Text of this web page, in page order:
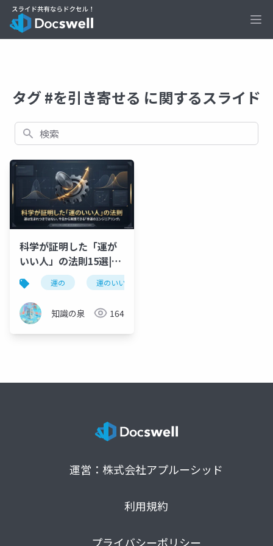
タグ #を引き寄せる に関するスライド
検索
科学が証明した「運が
いい人」の法則15選|今
日からできる幸運のエ
ンジニアリング
運の 運のいい日よ
知識の泉 164
運営：株式会社アプルーシッド
利用規約
プライバシーポリシー